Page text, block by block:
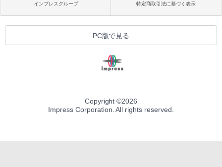
インプレスグループ 特定商取引法に基づく表示
PC版で見る
Copyright ©2026
Impress Corporation. All rights reserved.